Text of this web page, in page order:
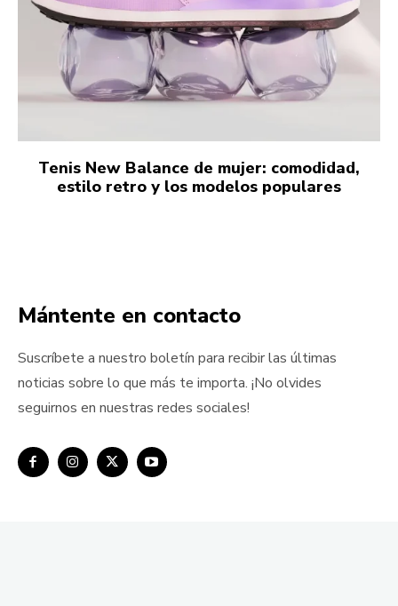
Tenis New Balance de mujer: comodidad,
estilo retro y los modelos populares
Mántente en contacto
Suscríbete a nuestro boletín para recibir las últimas
noticias sobre lo que más te importa. ¡No olvides
seguirnos en nuestras redes sociales!